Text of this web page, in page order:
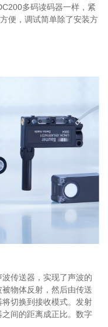
多码读码器一样，紧
便，调试简单除了安装方
传送器，实现了声波的
物体反射，然后由传送
切换到接收模式。发射
间的距离成正比。数字